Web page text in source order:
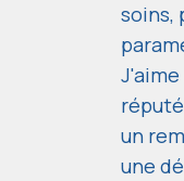
soins,
un
une